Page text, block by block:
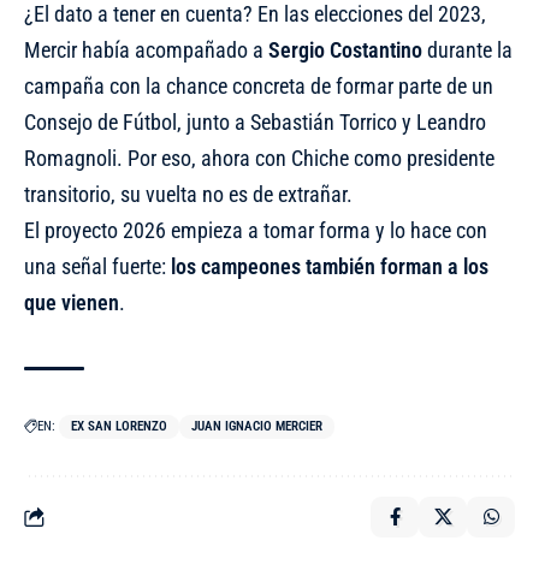
¿El dato a tener en cuenta? En las elecciones del 2023,
Mercir había acompañado a Sergio Costantinodurante la
campaña con la chance concreta de formar parte de un
Consejo de Fútbol, junto a Sebastián Torrico y Leandro
Romagnoli. Por eso, ahora con Chiche como presidente
transitorio, su vuelta no es de extrañar.
El proyecto 2026 empieza a tomar forma y lo hace con
una señal fuerte: los campeones también forman a los
que vienen.
EN: EX SAN LORENZO JUAN IGNACIO MERCIER